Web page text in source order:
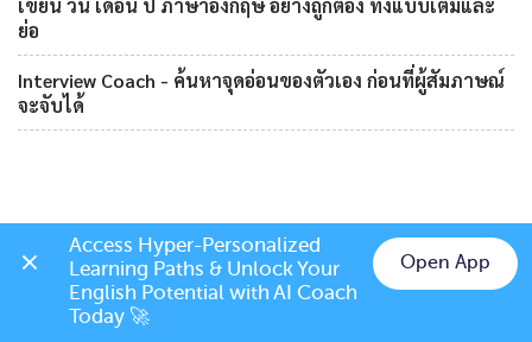
เขียน วัน เดือน ปี ภาษาอังกฤษ อย่างถูกต้อง ทั้งแบบเต็มและ
ย่อ
Interview Coach - ค้นหาจุดอ่อนของตัวเอง ก่อนที่ผู้สัมภาษณ์
จะจับได้
Chat on LINE
Access Hyper-Personalized
Learning Paths & Unlock Your
English Potential with AI Coach
Today 🚀
Open App